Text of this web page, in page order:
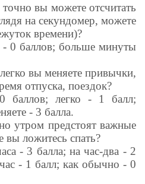
точно вы можете отсчитать
на секундомер, можете
времени)?
0 баллов; больше минуты
вы меняете привычки,
отпуска, поездок?
баллов; легко - 1 балл;
- 3 балла.
утром предстоят важные
вы ложитесь спать?
- 3 балла; на час-два - 2
- 1 балл; как обычно - 0